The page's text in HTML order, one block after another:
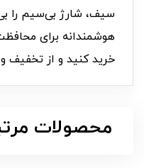
سیف، شارژ بی‌سیم را
هوشمندانه برای
خرید کنید و از تخفیف
محصولات